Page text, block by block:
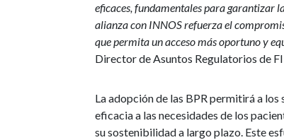
eficaces, fundamentales para garantizar
alianza con INNOS refuerza el
que permita un acceso más oportuno y
Director de Asuntos Regulatorios de
La adopción de las BPR permitirá a
eficacia a las necesidades de los
su sostenibilidad a largo plazo. Este